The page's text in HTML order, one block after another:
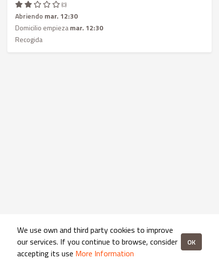
(0)
Abriendo mar. 12:30
Domicilio empiezamar. 12:30
Recogida
We use own and third party cookies to improve
our services. If you continue to browse, consider
accepting its use More Information
OK